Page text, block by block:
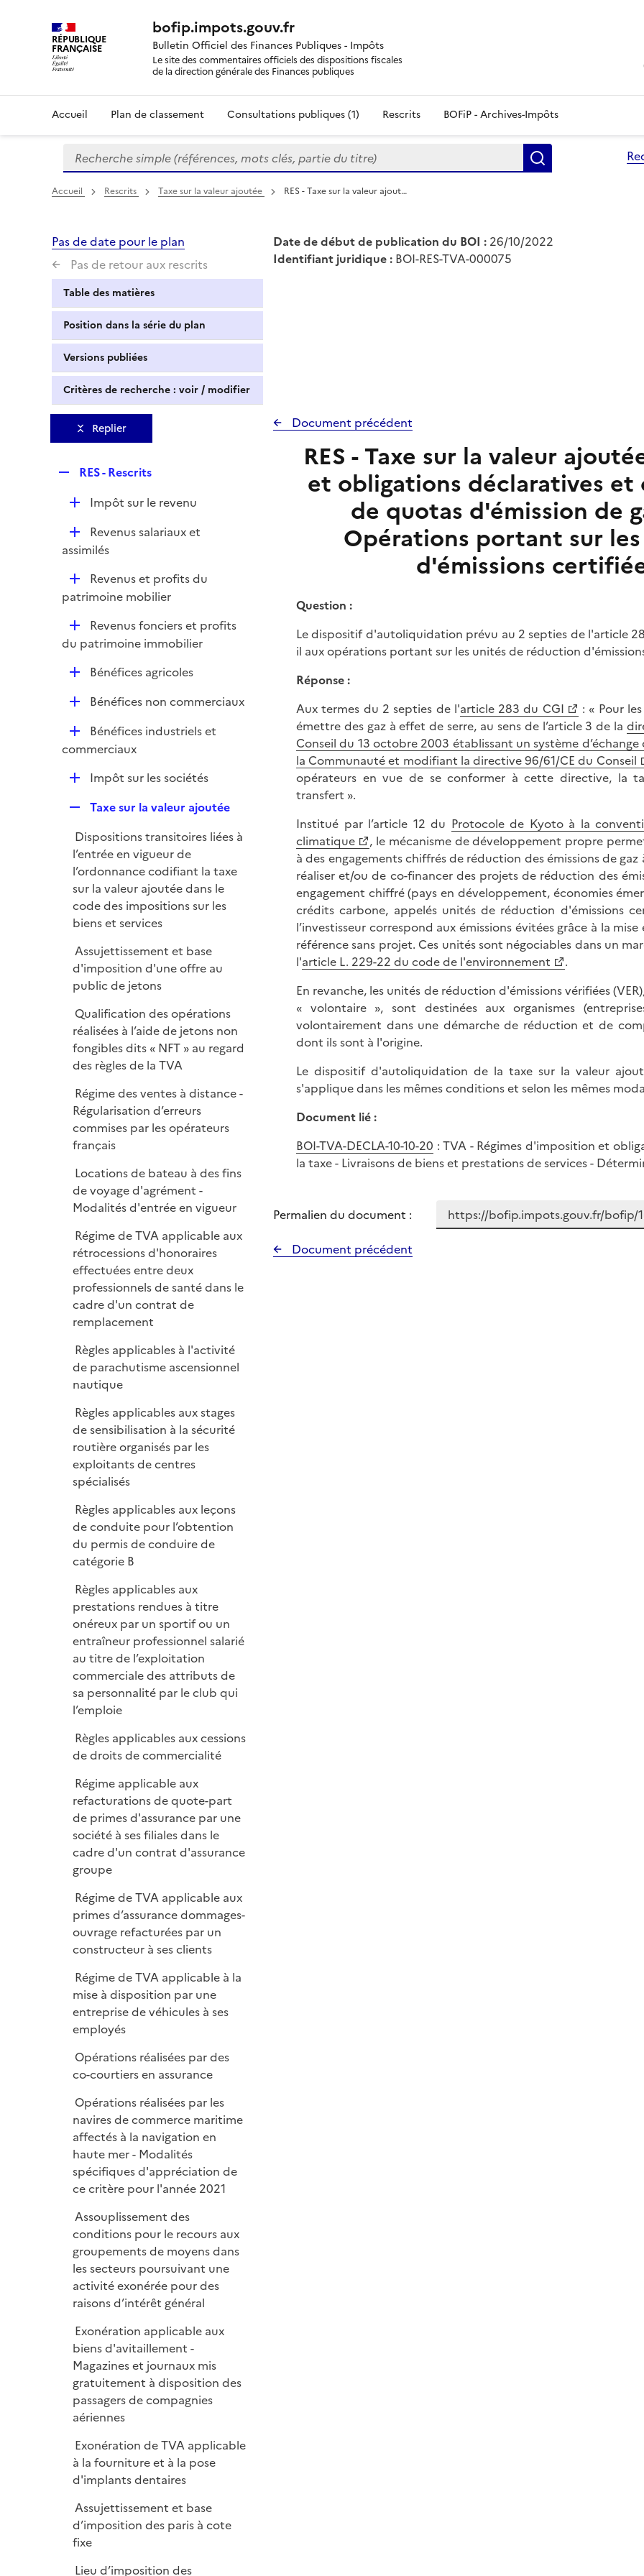
RÉPUBLIQUE
FRANÇAISE
bofip.impots.gouv.fr
Bulletin Officiel des Finances Publiques - Impôts
Le site des commentaires officiels des dispositions fiscales
de la direction générale des Finances publiques
Accueil Plan de classement Consultations publiques (1) Rescrits BOFiP - Archives-Impôts
Formulaire
de
recherche
Recherche simple (références, mots clés, partie du titre)
Accueil Rescrits Taxe sur la valeur ajoutée RES - Taxe sur la valeur ajout…
Pas de date pour le plan
Pas de retour aux rescrits
Table des matières
Position dans la série du plan
Versions publiées
Critères de recherche : voir / modifier
Date de début de publication du BOI : 26/10/2022
Identifiant juridique : BOI-RES-TVA-000075
Replier
p
l
i
e
r
RES - Rescrits
D
l
e
r
Impôt sur le revenu
D
é
i
Revenus salariaux et
assimilés
D
é
i
Revenus et profits du
patrimoine mobilier
D
é
Revenus fonciers et profits
du patrimoine immobilier
D
e
Bénéfices agricoles
D
l
Bénéfices non commerciaux
D
é
r
Bénéfices industriels et
commerciaux
D
l
i
e
r
Impôt sur les sociétés
p
l
i
e
r
Taxe sur la valeur ajoutée
Dispositions transitoires liées à
l’entrée en vigueur de
l’ordonnance codifiant la taxe
sur la valeur ajoutée dans le
code des impositions sur les
biens et services
Assujettissement et base
d'imposition d'une offre au
public de jetons
Qualification des opérations
réalisées à l’aide de jetons non
fongibles dits « NFT » au regard
des règles de la TVA
Régime des ventes à distance -
Régularisation d’erreurs
commises par les opérateurs
français
Locations de bateau à des fins
de voyage d'agrément -
Modalités d'entrée en vigueur
Régime de TVA applicable aux
rétrocessions d'honoraires
effectuées entre deux
professionnels de santé dans le
cadre d'un contrat de
remplacement
Règles applicables à l'activité
de parachutisme ascensionnel
nautique
Règles applicables aux stages
de sensibilisation à la sécurité
routière organisés par les
exploitants de centres
spécialisés
Règles applicables aux leçons
de conduite pour l’obtention
du permis de conduire de
catégorie B
Règles applicables aux
prestations rendues à titre
onéreux par un sportif ou un
entraîneur professionnel salarié
au titre de l’exploitation
commerciale des attributs de
sa personnalité par le club qui
l’emploie
Règles applicables aux cessions
de droits de commercialité
Régime applicable aux
refacturations de quote-part
de primes d'assurance par une
société à ses filiales dans le
cadre d'un contrat d'assurance
groupe
Régime de TVA applicable aux
primes d’assurance dommages-
ouvrage refacturées par un
constructeur à ses clients
Régime de TVA applicable à la
mise à disposition par une
entreprise de véhicules à ses
employés
Opérations réalisées par des
co-courtiers en assurance
Opérations réalisées par les
navires de commerce maritime
affectés à la navigation en
haute mer - Modalités
spécifiques d'appréciation de
ce critère pour l'année 2021
Assouplissement des
conditions pour le recours aux
groupements de moyens dans
les secteurs poursuivant une
activité exonérée pour des
raisons d’intérêt général
Exonération applicable aux
biens d'avitaillement -
Magazines et journaux mis
gratuitement à disposition des
passagers de compagnies
aériennes
Exonération de TVA applicable
à la fourniture et à la pose
d'implants dentaires
Assujettissement et base
d’imposition des paris à cote
fixe
Lieu d’imposition des
Document précédent
RES - Taxe sur la valeur
et obligations déclaratives et
de quotas d'émission de
Opérations portant sur
d'émissions
Question :
Le dispositif d'autoliquidation prévu au 2 septies de l'article
il aux opérations portant sur les unités de réduction
Réponse :
Aux termes du 2 septies de l'article 283 du CGI
: « Pour
émettre des gaz à effet de serre, au sens de l’article 3 de la
Conseil du 13 octobre 2003 établissant un système
la Communauté et modifiant la directive 96/61/CE du Conseil
opérateurs en vue de se conformer à cette directive, la
transfert ».
Institué par l’article 12 du Protocole de Kyoto à la
climatique
, le mécanisme de développement propre
à des engagements chiffrés de réduction des émissions de
réaliser et/ou de co-financer des projets de réduction des
engagement chiffré (pays en développement, économies
crédits carbone, appelés unités de réduction d'émissions
l’investisseur correspond aux émissions évitées grâce à la
référence sans projet. Ces unités sont négociables dans un
l'article L. 229-22 du code de l'environnement
.
En revanche, les unités de réduction d'émissions vérifiées
« volontaire », sont destinées aux organismes
volontairement dans une démarche de réduction et de
dont ils sont à l'origine.
Le dispositif d'autoliquidation de la taxe sur la valeur
s'applique dans les mêmes conditions et selon les mêmes
Document lié :
BOI-TVA-DECLA-10-10-20 : TVA - Régimes d'imposition et
la taxe - Livraisons de biens et prestations de services -
Permalien du document :
Document précédent